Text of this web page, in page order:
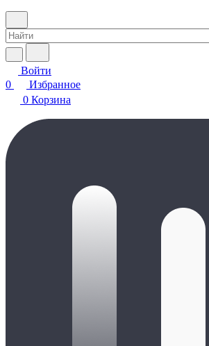
Войти
0
Избранное
0 Корзина